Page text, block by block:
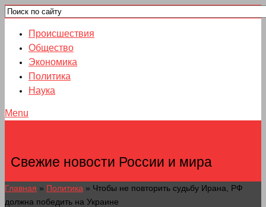
Происшествия
Общество
Экономика
Политика
Наука
Menu
Свежие новости России и мира
Главная » Политика » Чтобы не повторить судьбу Ирана, РФ
должна победить на Украине